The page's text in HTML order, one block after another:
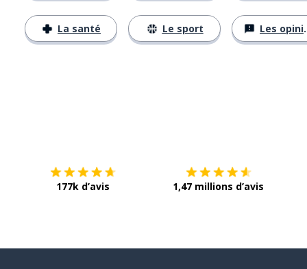
La santé Le sport Les opinions
177k d’avis 1,47 millions d’avis